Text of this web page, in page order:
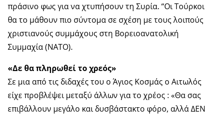
πράσινο φως για να χτυπήσουν τη Συρία. “Οι Τούρκοι
θα το μάθουν πιο σύντομα σε σχέση με τους λοιπούς
χριστιανούς συμμάχους στη Βορειοανατολική
Συμμαχία (ΝΑΤΟ).
«Δε θα πληρωθεί το χρεός»
Σε μια από τις διδαχές του ο Άγιος Κοσμάς ο Αιτωλός
είχε προβλέψει μεταξύ άλλων για το χρέος : «Θα σας
επιβάλλουν μεγάλο και δυσβάστακτο φόρο, αλλά ΔΕΝ